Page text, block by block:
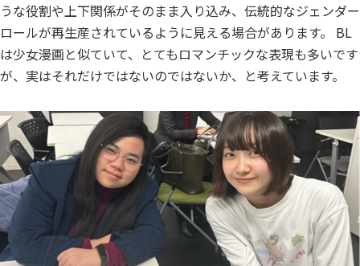
うな役割や上下関係がそのまま入り込み、伝統的なジェンダー
ロールが再生産されているように見える場合があります。 BL
は少女漫画と似ていて、とてもロマンチックな表現も多いです
が、実はそれだけではないのではないか、と考えています。